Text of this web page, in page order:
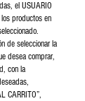
el USUARIO
productos en
de seleccionar la
desea comprar,
con la
CARRITO”,